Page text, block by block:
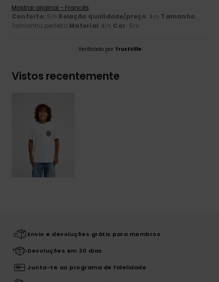
Mostrar original - Francês
Conforto: 5 /5 Relação qualidade/preço: 4 /5 Tamanho:
Tamanho perfeito Material: 4 /5 Cor: 5/5
Verificado por TrustVille
Vistos recentemente
Envio e devoluções grátis para membros
Devoluções em 30 dias
Junta-te ao programa de fidelidade